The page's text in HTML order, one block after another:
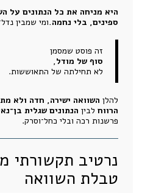
היא מניחה את כל הנתונים על
ספינים, בלי נחמה.ומי שמבין
זה פוסט שמסמן
סוף של מודל,
לא תחילתה של התאוששות.
להלן השוואה ישירה, חדה ולא
הרווח לבין הנתונים שגלית
פרשנות רכה ובלי כחל־וסרק.
נרטיב תקשורתי
טבלת השוואה